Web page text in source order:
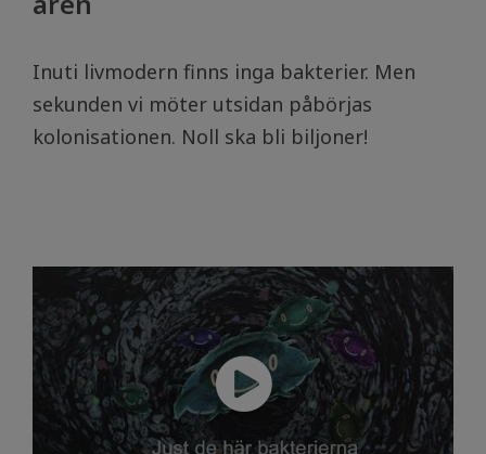
Inuti livmodern finns inga bakterier. Men
sekunden vi möter utsidan påbörjas
kolonisationen. Noll ska bli biljoner!